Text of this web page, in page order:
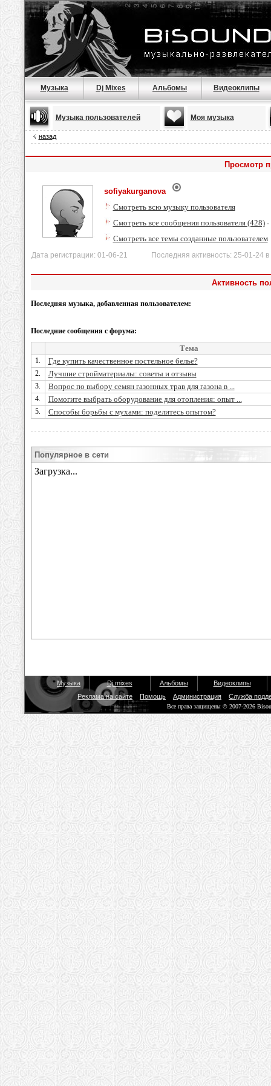
Музыка Dj Mixes Альбомы Видеоклипы
Музыка пользователей Моя музыка
назад
Просмотр
sofiyakurganova
Смотреть всю музыку пользователя
Смотреть все сообщения пользователя (428)-
Смотреть все темы созданные пользователем
Дата регистрации: 01-06-21 Последняя активность: 25-01-24 в
Активность
Последняя музыка, добавленная пользователем:
Последние сообщения с форума:
Тема
1. Где купить качественное постельное белье?
2. Лучшие стройматериалы: советы и отзывы
3. Вопрос по выбору семян газонных трав для газона в ...
4. Помогите выбрать оборудование для отопления: опыт ...
5. Способы борьбы с мухами: поделитесь опытом?
Популярное в сети
Музыка Dj mixes Альбомы
Видеоклипы
Реклама на сайте
Помощь Администрация Служба
Все права защищены © 2007-2026